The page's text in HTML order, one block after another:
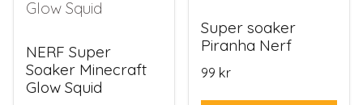
NERF Super
Soaker Minecraft
Glow Squid
Super soaker
Piranha Nerf
99 kr